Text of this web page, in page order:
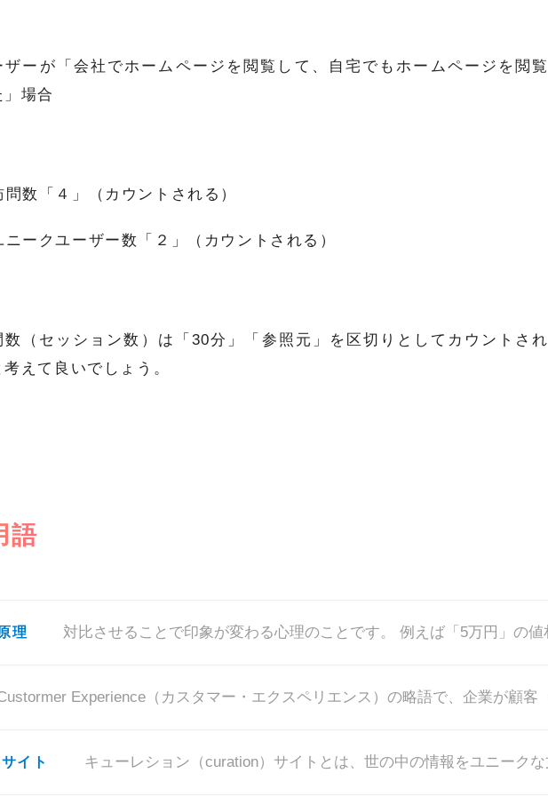
ザーが「会社でホームページを閲覧して、自宅でもホームページを閲覧
」場合
問数「４」（カウントされる）
ニークユーザー数「２」（カウントされる）
数（セッション数）は「30分」「参照元」を区切りとしてカウントされ
えて良いでしょう。
語
理
Experience（カスタマー・エクスペリエンス）の略語で、企業が顧客
イト